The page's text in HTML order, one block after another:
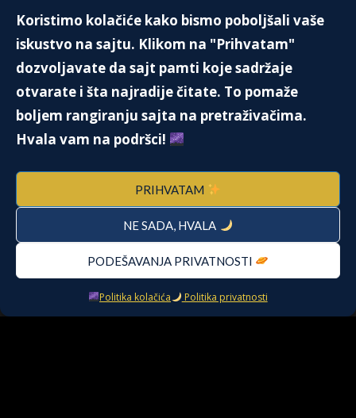
Koristimo kolačiće kako bismo poboljšali vaše
iskustvo na sajtu. Klikom na "Prihvatam"
dozvoljavate da sajt pamti koje sadržaje
otvarate i šta najradije čitate. To pomaže
boljem rangiranju sajta na pretraživačima.
Hvala vam na podršci!
PRIHVATAM
NE SADA, HVALA
PODEŠAVANJA PRIVATNOSTI
Politika kolačića Politika privatnosti
23. Novembra 2025.
NAJNAGRAĐIVANIJA GLUMICA SVETA
– MERIL STRIP
12. polje – Ggde se sakriti? I gde bežati?
2. Oktobra 2025.